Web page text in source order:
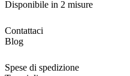
Disponibile in 2 misure
Contattaci
Blog
Spese di spedizione